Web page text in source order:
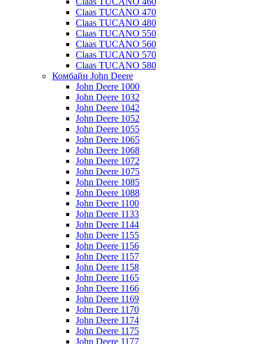
Claas TUCANO 470
Claas TUCANO 480
Claas TUCANO 550
Claas TUCANO 560
Claas TUCANO 570
Claas TUCANO 580
Комбайн John Deere
John Deere 1000
John Deere 1032
John Deere 1042
John Deere 1052
John Deere 1055
John Deere 1065
John Deere 1068
John Deere 1072
John Deere 1075
John Deere 1085
John Deere 1088
John Deere 1100
John Deere 1133
John Deere 1144
John Deere 1155
John Deere 1156
John Deere 1157
John Deere 1158
John Deere 1165
John Deere 1166
John Deere 1169
John Deere 1170
John Deere 1174
John Deere 1175
John Deere 1177